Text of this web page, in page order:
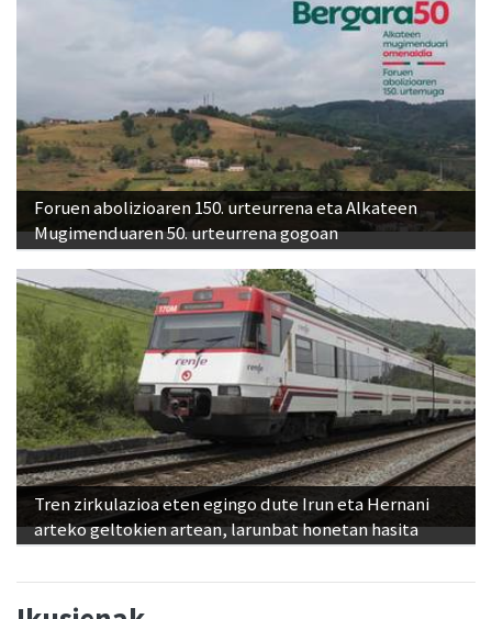
Foruen abolizioaren 150. urteurrena eta Alkateen
Mugimenduaren 50. urteurrena gogoan
Tren zirkulazioa eten egingo dute Irun eta Hernani
arteko geltokien artean, larunbat honetan hasita